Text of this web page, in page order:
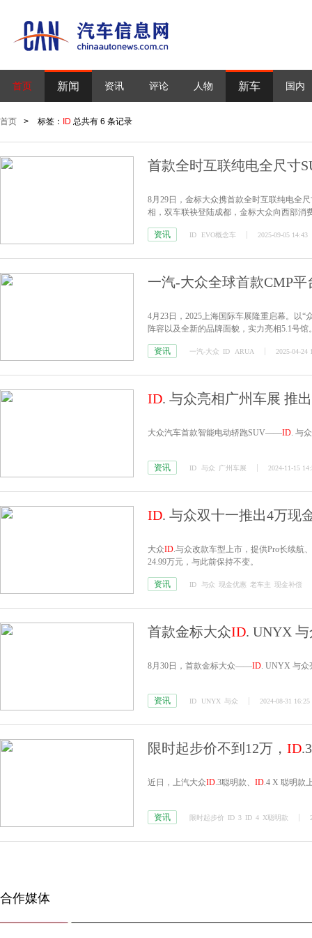
首页 新闻 资讯 评论 人物 新车 国内
首页 > 标签： ID 总共有 6 条记录
首款全时互联纯电全尺寸
8月29日，金标大众携首款全时互联纯电全
相，双车联袂登陆成都，金标大众向西部消
资讯 ID EVO概念车 2025-09-05 14:43
一汽-大众全球首款CMP平
4月23日，2025上海国际车展隆重启幕。以
阵容以及全新的品牌面貌，实力亮相5.1号馆
资讯 一汽-大众 ID ARUA 2025-04-24
ID. 与众亮相广州车展 推
大众汽车首款智能电动轿跑SUV——ID. 与
资讯 ID 与众 广州车展 2024-11-15
ID. 与众双十一推出4万现
大众ID.与众改款车型上市，提供Pro长续航
24.99万元，与此前保持不变。
资讯 ID 与众 现金优惠 老车主 现金补偿
首款金标大众ID. UNYX
8月30日，首款金标大众——ID. UNYX 与众
资讯 ID UNYX 与众 2024-08-31 16:25
限时起步价不到12万， ID
近日，上汽大众ID.3聪明款、 ID.4 X 聪明款
资讯 限时起步价 ID 3 ID 4 X聪明款
合作媒体